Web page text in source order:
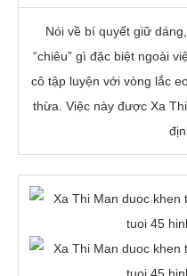
Nói về bí quyết giữ
“chiêu” gì đặc biệt ngoài
cô tập luyện với vòng lắc
thừa. Việc này được Xa